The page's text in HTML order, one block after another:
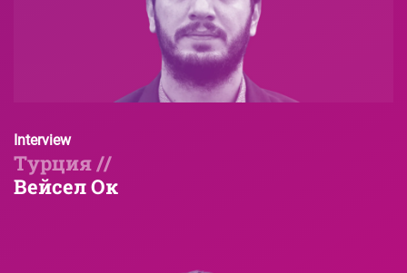
Interview
Турция //
Вейсел Ок